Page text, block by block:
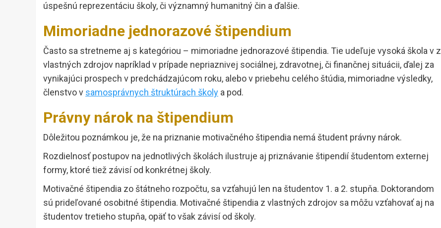
úspešnú reprezentáciu školy, či významný humanitný čin a ďalšie.
Mimoriadne jednorazové štipendium
Často sa stretneme aj s kategóriou – mimoriadne jednorazové štipendia. Tie udeľuje vysoká škola v z
vlastných zdrojov napríklad v prípade nepriaznivej sociálnej, zdravotnej, či finančnej situácii, ďalej za
vynikajúci prospech v predchádzajúcom roku, alebo v priebehu celého štúdia, mimoriadne výsledky,
členstvo v samosprávnych štruktúrach školy a pod.
Právny nárok na štipendium
Dôležitou poznámkou je, že na priznanie motivačného štipendia nemá študent právny nárok.
Rozdielnosť postupov na jednotlivých školách ilustruje aj priznávanie štipendií študentom externej
formy, ktoré tiež závisí od konkrétnej školy.
Motivačné štipendia zo štátneho rozpočtu, sa vzťahujú len na študentov 1. a 2. stupňa. Doktorandom
sú prideľované osobitné štipendia. Motivačné štipendia z vlastných zdrojov sa môžu vzťahovať aj na
študentov tretieho stupňa, opäť to však závisí od školy.